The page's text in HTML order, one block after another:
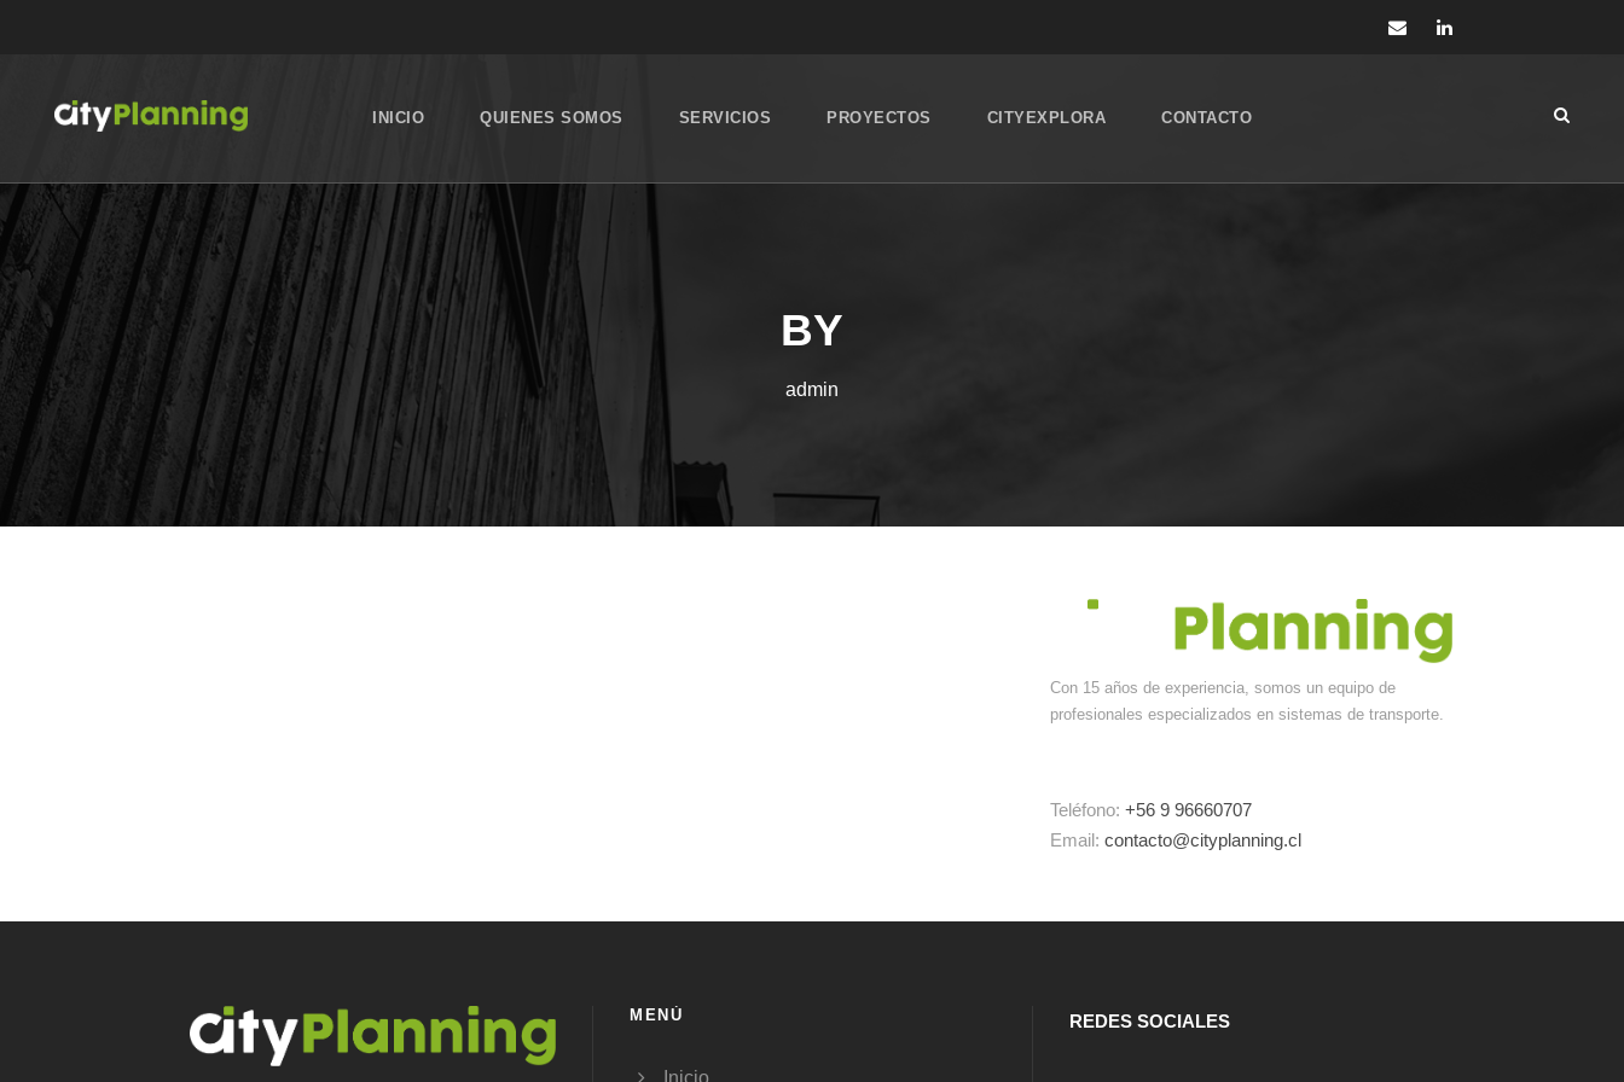
INICIO QUIENES SOMOS SERVICIOS PROYECTOS CITYEXPLORA CONTACTO
BY
admin
Con 15 años de experiencia, somos un equipo de
profesionales especializados en sistemas de transporte.
Teléfono: +56 9 96660707
Email: contacto@cityplanning.cl
MENÚ REDES SOCIALES